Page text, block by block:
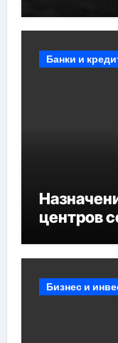
Банки и
центров
Бизнес и